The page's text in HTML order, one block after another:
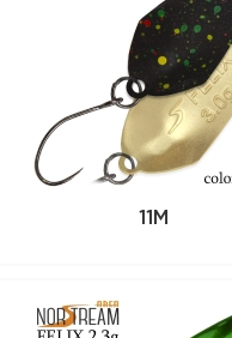
11M